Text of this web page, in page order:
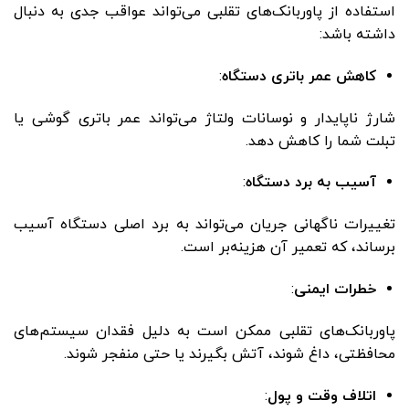
استفاده از پاوربانک‌های تقلبی می‌تواند عواقب جدی به دنبال
داشته باشد:
کاهش عمر باتری دستگاه:
شارژ ناپایدار و نوسانات ولتاژ می‌تواند عمر باتری گوشی یا
تبلت شما را کاهش دهد.
آسیب به برد دستگاه:
تغییرات ناگهانی جریان می‌تواند به برد اصلی دستگاه آسیب
برساند، که تعمیر آن هزینه‌بر است.
خطرات ایمنی:
پاوربانک‌های تقلبی ممکن است به دلیل فقدان سیستم‌های
محافظتی، داغ شوند، آتش بگیرند یا حتی منفجر شوند.
اتلاف وقت و پول: